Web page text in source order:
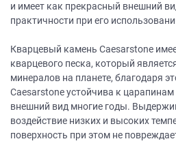
и имеет как прекрасный внешний
практичности при его
Кварцевый камень Caesarstone
кварцевого песка, который
минералов на планете, благодаря
Caesarstone устойчива к
внешний вид многие годы.
воздействие низких и высоких
поверхность при этом не